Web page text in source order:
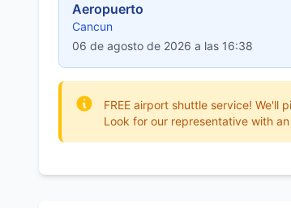
Aeropuerto
Cancun
06 de agosto de 2026 a las 16:38
FREE airport shuttle service!
Look for our representative with